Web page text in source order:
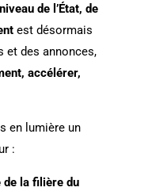
de l’État, de
est désormais
et des annonces,
accélérer,
en lumière un
:
de la filière du